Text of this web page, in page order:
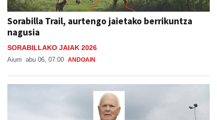
Sorabilla Trail, aurtengo jaietako berrikuntza
nagusia
SORABILLAKO JAIAK 2026
Aiurri abu 06, 07:00 ANDOAIN